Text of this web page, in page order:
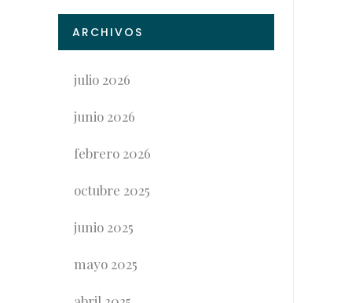
ARCHIVOS
julio 2026
junio 2026
febrero 2026
octubre 2025
junio 2025
mayo 2025